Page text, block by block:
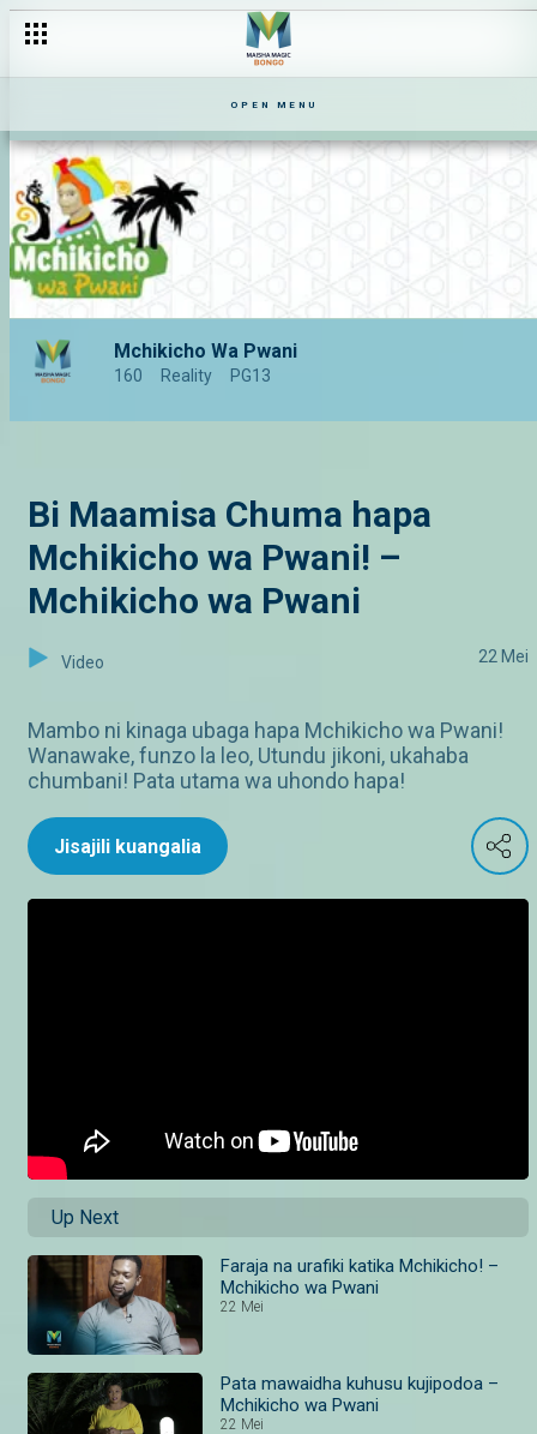
OPEN MENU
Mchikicho Wa Pwani
160 Reality PG13
Bi Maamisa Chuma hapa
Mchikicho wa Pwani! –
Mchikicho wa Pwani
Video 22 Mei
Mambo ni kinaga ubaga hapa Mchikicho wa Pwani!
Wanawake, funzo la leo, Utundu jikoni, ukahaba
chumbani! Pata utama wa uhondo hapa!
Jisajili kuangalia
Up Next
Faraja na urafiki katika Mchikicho! –
Mchikicho wa Pwani
22 Mei
Pata mawaidha kuhusu kujipodoa –
Mchikicho wa Pwani
22 Mei